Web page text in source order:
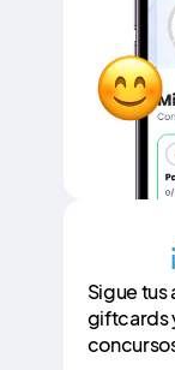
Sigue
giftcards